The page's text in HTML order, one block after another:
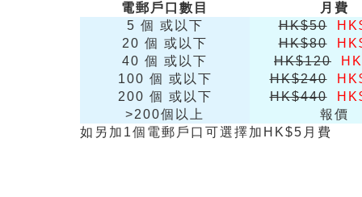
電郵戶口數目
月費
5 個 或以下
HK$50
20 個 或以下
HK$80
40 個 或以下
HK$120
100 個 或以下
HK$240
200 個 或以下
HK$440
>200個以上
報價
如另加1個電郵戶口可選擇加HK$5月費